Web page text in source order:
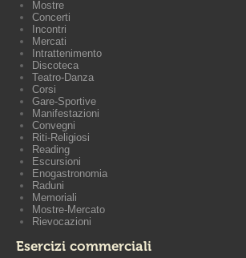
Mostre
Concerti
Incontri
Mercati
Intrattenimento
Discoteca
Teatro-Danza
Corsi
Gare-Sportive
Manifestazioni
Convegni
Riti-Religiosi
Reading
Escursioni
Enogastronomia
Raduni
Memoriali
Mostre-Mercato
Rievocazioni
Esercizi commerciali